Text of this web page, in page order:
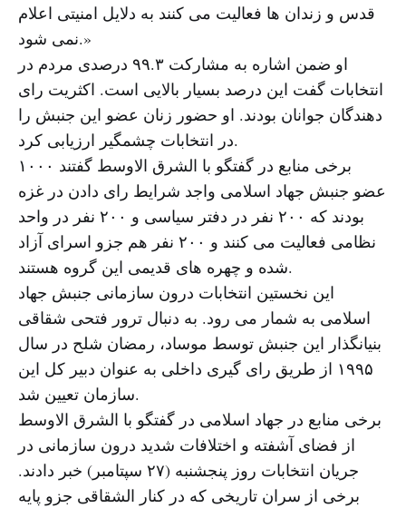
قدس و زندان ها فعالیت می کنند به دلایل امنیتی اعلام
نمی شود.»
او ضمن اشاره به مشارکت ۹۹.۳ درصدی مردم در
انتخابات گفت این درصد بسیار بالایی است. اکثریت رای
دهندگان جوانان بودند. او حضور زنان عضو این جنبش را
در انتخابات چشمگیر ارزیابی کرد.
برخی منابع در گفتگو با الشرق الاوسط گفتند ۱۰۰۰
عضو جنبش جهاد اسلامی واجد شرایط رای دادن در غزه
بودند که ۲۰۰ نفر در دفتر سیاسی و ۲۰۰ نفر در واحد
نظامی فعالیت می کنند و ۲۰۰ نفر هم جزو اسرای آزاد
شده و چهره های قدیمی این گروه هستند.
این نخستین انتخابات درون سازمانی جنبش جهاد
اسلامی به شمار می رود. به دنبال ترور فتحی شقاقی
بنیانگذار این جنبش توسط موساد، رمضان شلح در سال
۱۹۹۵ از طریق رای گیری داخلی به عنوان دبیر کل این
سازمان تعیین شد.
برخی منابع در جهاد اسلامی در گفتگو با الشرق الاوسط
از فضای آشفته و اختلافات شدید درون سازمانی در
جریان انتخابات روز پنجشنبه (۲۷ سپتامبر) خبر دادند.
برخی از سران تاریخی که در کنار الشقاقی جزو پایه